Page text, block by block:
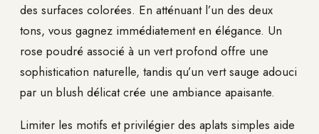
des surfaces colorées. En atténuant l’un des deux
tons, vous gagnez immédiatement en élégance. Un
rose poudré associé à un vert profond offre une
sophistication naturelle, tandis qu’un vert sauge adouci
par un blush délicat crée une ambiance apaisante.
Limiter les motifs et privilégier des aplats simples aide